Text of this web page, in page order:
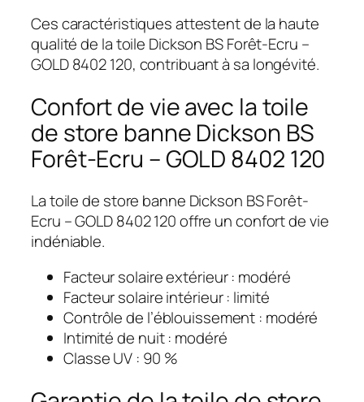
Ces caractéristiques attestent de la haute
qualité de la toile Dickson BS Forêt-Ecru –
GOLD 8402 120, contribuant à sa longévité.
Confort de vie avec la toile
de store banne Dickson BS
Forêt-Ecru – GOLD 8402 120
La toile de store banne Dickson BS Forêt-
Ecru – GOLD 8402 120 offre un confort de vie
indéniable.
Facteur solaire extérieur : modéré
Facteur solaire intérieur : limité
Contrôle de l’éblouissement : modéré
Intimité de nuit : modéré
Classe UV : 90 %